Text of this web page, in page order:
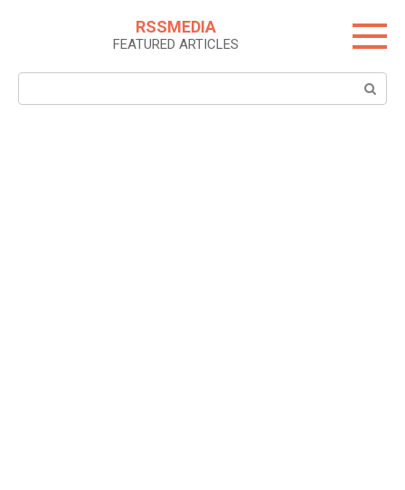
RSSMEDIA
FEATURED ARTICLES
Search: